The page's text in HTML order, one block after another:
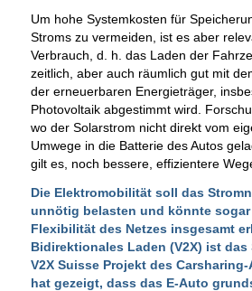
Um hohe Systemkosten für
Stroms zu vermeiden, ist es aber
Verbrauch, d. h. das Laden der
zeitlich, aber auch räumlich gut mit
der erneuerbaren Energieträger,
Photovoltaik abgestimmt wird.
wo der Solarstrom nicht direkt vom
Umwege in die Batterie des Autos
gilt es, noch bessere, effizientere
Die Elektromobilität soll das
unnötig belasten und könnte
Flexibilität des Netzes insgesamt
Bidirektionales Laden (V2X) ist das
V2X Suisse Projekt des
hat gezeigt, dass das E-Auto